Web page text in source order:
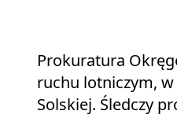
Prokuratura
ruchu lotniczym, w
Solskiej. Śledczy